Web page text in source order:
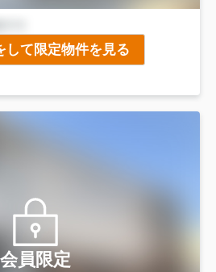
して限定物件を見る
会員限定